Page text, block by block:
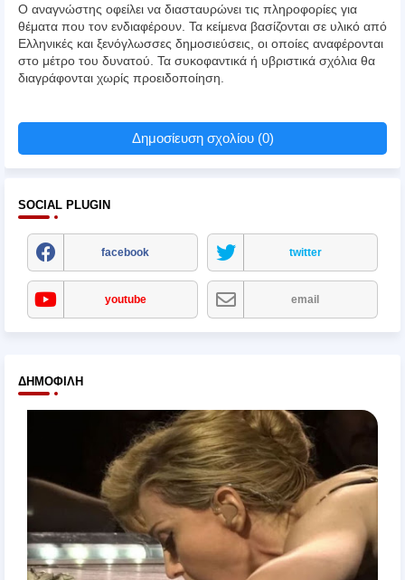
Ο αναγνώστης οφείλει να διασταυρώνει τις πληροφορίες για
θέματα που τον ενδιαφέρουν. Τα κείμενα βασίζονται σε υλικό από
Ελληνικές και ξενόγλωσσες δημοσιεύσεις, οι οποίες αναφέρονται
στο μέτρο του δυνατού. Τα συκοφαντικά ή υβριστικά σχόλια θα
διαγράφονται χωρίς προειδοποίηση.
Δημοσίευση σχολίου (0)
SOCIAL PLUGIN
facebook twitter
youtube email
ΔΗΜΟΦΙΛΉ